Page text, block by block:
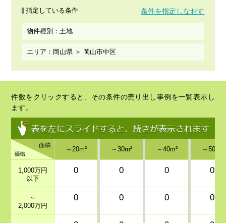
指定している条件 条件を指定しなおす
物件種別：土地
エリア：岡山県 ＞ 岡山市中区
件数をクリックすると、その条件の売り出し事例を一覧表示し
ます。
1,000万円
以下
～
2,000万円
～20m²
0
0
～30m²
0
0
～40m²
0
0
～50m²
0
0